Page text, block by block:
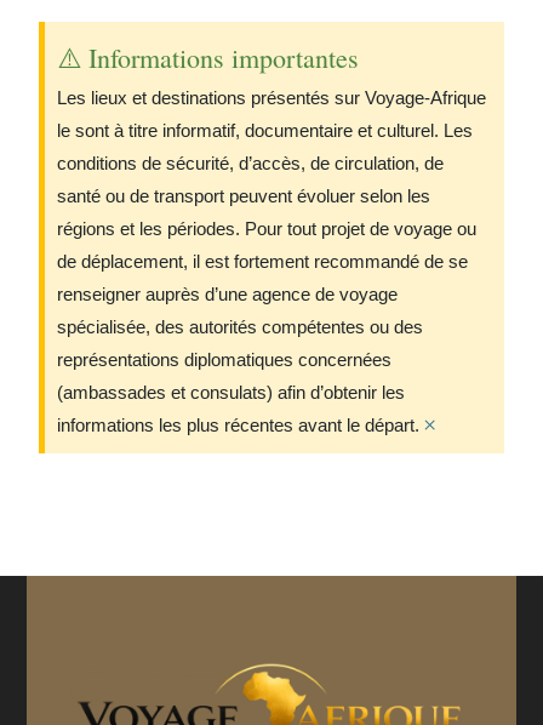
⚠️ Informations importantes
Les lieux et destinations présentés sur Voyage-Afrique
le sont à titre informatif, documentaire et culturel. Les
conditions de sécurité, d’accès, de circulation, de
santé ou de transport peuvent évoluer selon les
régions et les périodes. Pour tout projet de voyage ou
de déplacement, il est fortement recommandé de se
renseigner auprès d’une agence de voyage
spécialisée, des autorités compétentes ou des
représentations diplomatiques concernées
(ambassades et consulats) afin d’obtenir les
informations les plus récentes avant le départ. ×